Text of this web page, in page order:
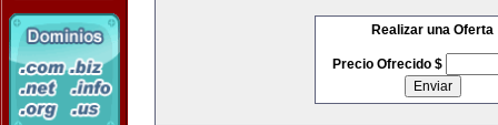
Realizar una Oferta
Precio Ofrecido $